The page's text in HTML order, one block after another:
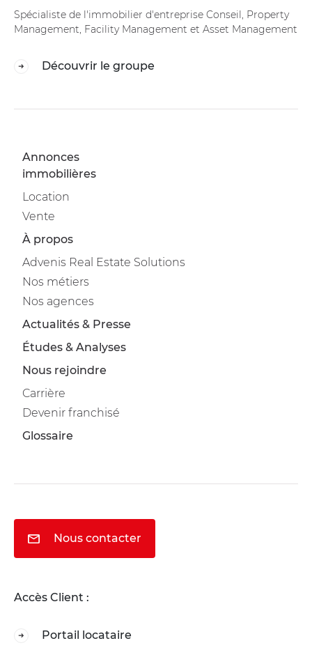
Spécialiste de l'immobilier d'entreprise Conseil, Property
Management, Facility Management et Asset Management
Découvrir le groupe
Annonces
immobilières
Location
Vente
À propos
Advenis Real Estate Solutions
Nos métiers
Nos agences
Actualités & Presse
Études & Analyses
Nous rejoindre
Carrière
Devenir franchisé
Glossaire
Nous contacter
Accès Client :
Portail locataire